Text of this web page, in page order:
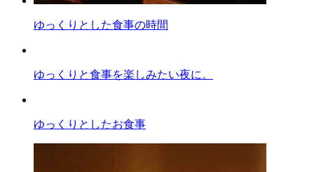
ゆっくりとした食事の時間
ゆっくりと食事を楽しみたい夜に。
ゆっくりとしたお食事